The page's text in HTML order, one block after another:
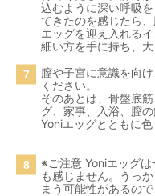
込むように深い呼吸
てきたのを感じたら
エッグを迎え入れる
細い方を手に持ち、
膣や子宮に意識を向
ください。
そのあとは、骨盤底
グ、家事、入浴、膣
Yoniエッグとともに色
※ご注意 Yoniエッグ
も感じません。うっ
まう可能性があるの